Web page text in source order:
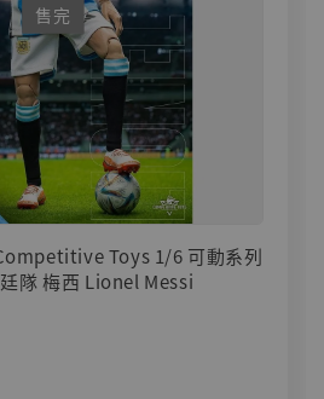
售完
Toys 1/6 可動系列
隊 梅西 Lionel Messi